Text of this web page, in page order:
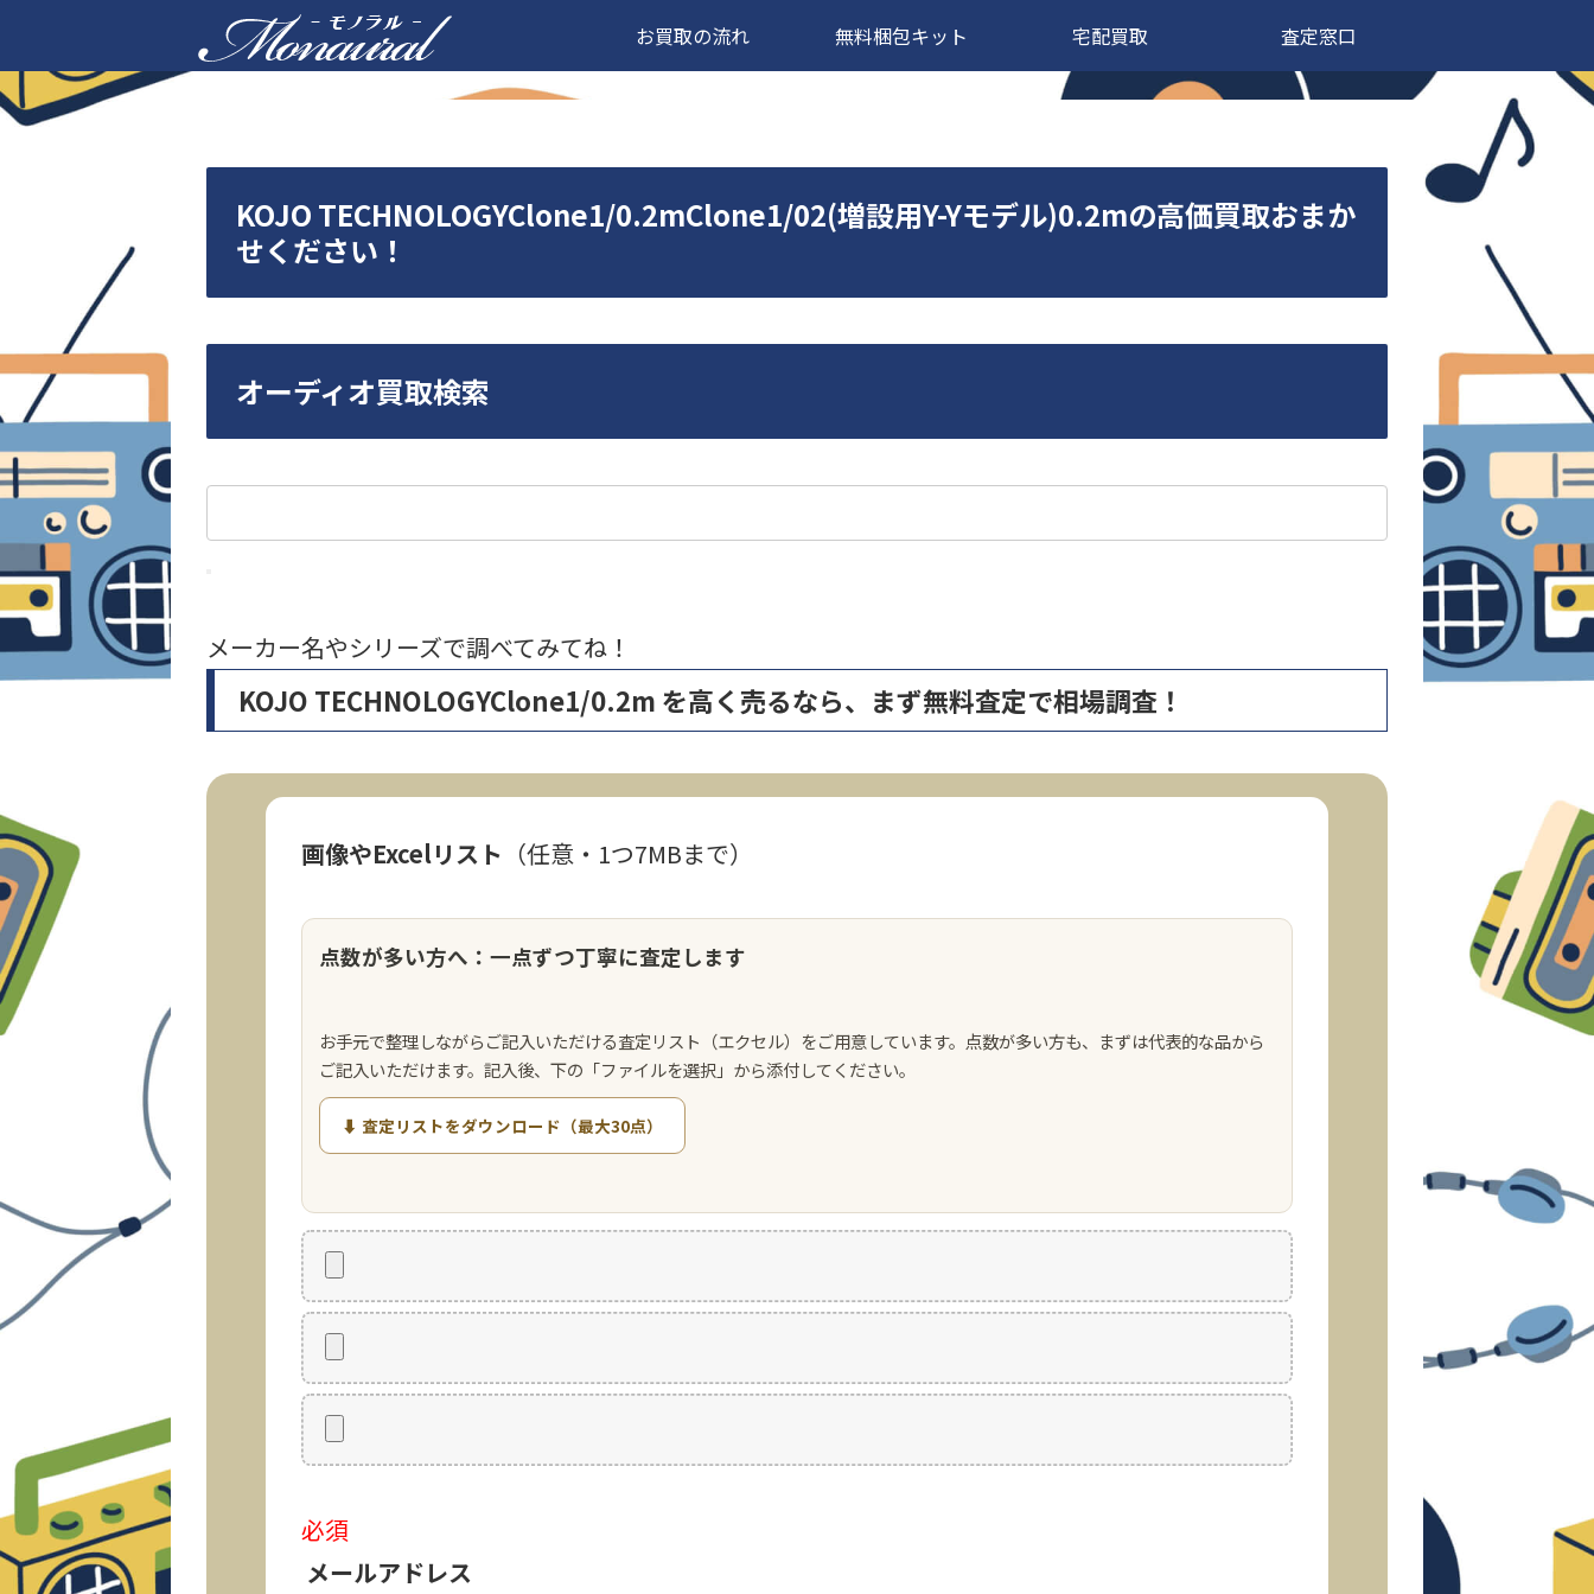
お買取の流れ 無料梱包キット 宅配買取 査定窓口
KOJO TECHNOLOGYClone1/0.2mClone1/02(増設用Y-Yモデル)0.2mの高価買取おまか
せください！
オーディオ買取検索
メーカー名やシリーズで調べてみてね！
KOJO TECHNOLOGYClone1/0.2m を高く売るなら、まず無料査定で相場調査！
画像やExcelリスト （任意・1つ7MBまで）
点数が多い方へ：一点ずつ丁寧に査定します
お手元で整理しながらご記入いただける査定リスト（エクセル）をご用意しています。点数が多い方も、まずは代表的な品から
ご記入いただけます。記入後、下の「ファイルを選択」から添付してください。
⬇ 査定リストをダウンロード（最大30点）
必須
メールアドレス